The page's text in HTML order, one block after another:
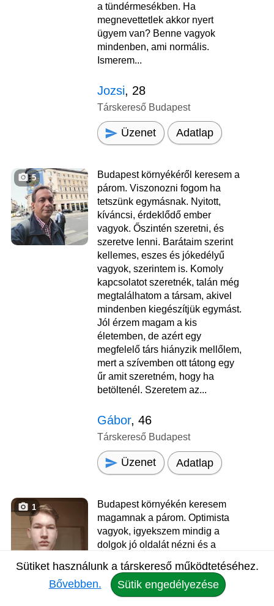
a tündérmesékben. Ha
megnevettetlek akkor nyert
ügyem van? Benne vagyok
mindenben, ami normális.
Ismerem...
Jozsi, 28
Társkereső Budapest
Üzenet Adatlap
5
Budapest környékéről keresem a
párom. Viszonozni fogom ha
tetszünk egymásnak. Nyitott,
kíváncsi, érdeklődő ember
vagyok. Őszintén szeretni, és
szeretve lenni. Barátaim szerint
kellemes, eszes és jókedélyű
vagyok, szerintem is. Komoly
kapcsolatot szeretnék, talán még
megtalálhatom a társam, akivel
mindenben kiegészítjük egymást.
Jól érzem magam a kis
életemben, de azért egy
megfelelő társ hiányzik mellőlem,
mert a szívemben ott tátong egy
űr amit szeretném, hogy ha
betöltenél. Szeretem az...
Gábor, 46
Társkereső Budapest
Üzenet Adatlap
1
Budapest környékén keresem
magamnak a párom. Optimista
vagyok, igyekszem mindig a
dolgok jó oldalát nézni és a
Kedves, megértő páromat
keresem, életem hátralevő
részére. Egyenlőre csak
Sütiket használunk a társkereső működtetéséhez.
Bővebben.
Sütik engedélyezése